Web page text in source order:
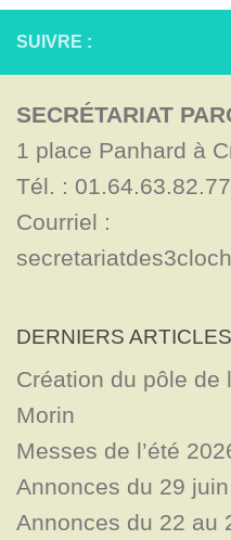
SUIVRE :
SECRÉTARIAT
1 place Panhard à
Tél. :
Courriel :
DERNIERS ARTICLES
Création du pôle de
Morin
Messes de l’été
Annonces du 29
Annonces du 22 au